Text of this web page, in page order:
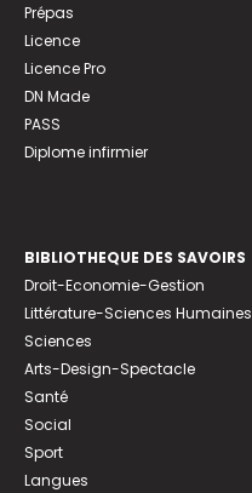
Prépas
Licence
Licence Pro
DN Made
PASS
Diplome infirmier
BIBLIOTHEQUE DES SAVOIRS
Droit-Economie-Gestion
Littérature-Sciences Humaines
Sciences
Arts-Design-Spectacle
Santé
Social
Sport
Langues